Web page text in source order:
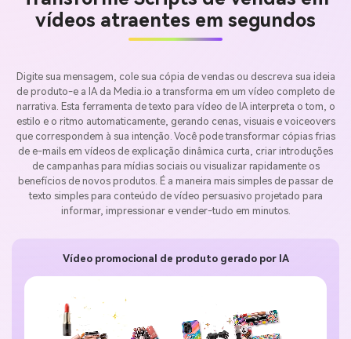
vídeos atraentes em segundos
Digite sua mensagem, cole sua cópia de vendas ou descreva sua ideia
de produto-e a IA da Media.io a transforma em um vídeo completo de
narrativa. Esta ferramenta de texto para vídeo de IA interpreta o tom, o
estilo e o ritmo automaticamente, gerando cenas, visuais e voiceovers
que correspondem à sua intenção. Você pode transformar cópias frias
de e-mails em vídeos de explicação dinâmica curta, criar introduções
de campanhas para mídias sociais ou visualizar rapidamente os
benefícios de novos produtos. É a maneira mais simples de passar de
texto simples para conteúdo de vídeo persuasivo projetado para
informar, impressionar e vender-tudo em minutos.
Vídeo promocional de produto gerado por IA